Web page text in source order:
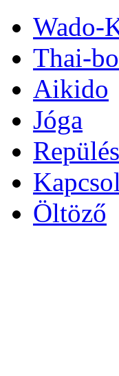
Wado-
Thai-
Aikido
Jóga
Repülés
Öltöző